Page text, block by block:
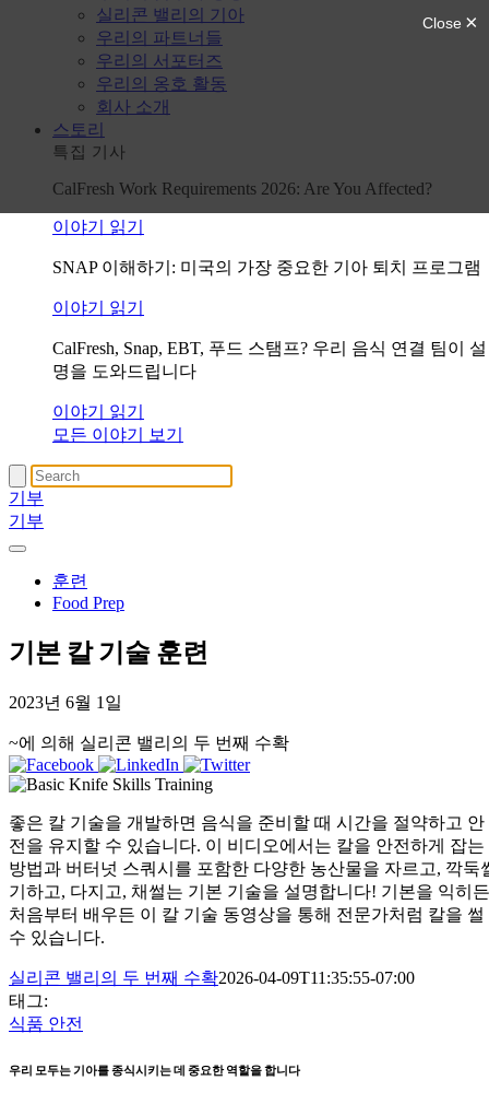
실리콘 밸리의 기아
우리의 파트너들
우리의 서포터즈
우리의 옹호 활동
회사 소개
스토리
특집 기사
CalFresh Work Requirements 2026: Are You Affected?
이야기 읽기
SNAP 이해하기: 미국의 가장 중요한 기아 퇴치 프로그램
이야기 읽기
CalFresh, Snap, EBT, 푸드 스탬프? 우리 음식 연결 팀이 설
명을 도와드립니다
이야기 읽기
모든 이야기 보기
기부
기부
훈련
Food Prep
기본 칼 기술 훈련
2023년 6월 1일
~에 의해 실리콘 밸리의 두 번째 수확
좋은 칼 기술을 개발하면 음식을 준비할 때 시간을 절약하고 안
전을 유지할 수 있습니다. 이 비디오에서는 칼을 안전하게 잡는
방법과 버터넛 스쿼시를 포함한 다양한 농산물을 자르고, 깍둑
기하고, 다지고, 채썰는 기본 기술을 설명합니다! 기본을 익히든
처음부터 배우든 이 칼 기술 동영상을 통해 전문가처럼 칼을 썰
수 있습니다.
실리콘 밸리의 두 번째 수확2026-04-09T11:35:55-07:00
태그:
식품 안전
우리 모두는 기아를 종식시키는 데 중요한 역할을 합니다